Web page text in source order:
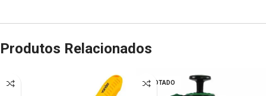
Produtos Relacionados
ESGOTADO